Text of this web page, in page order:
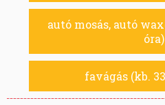
autó mosás, autó
óra)
favágás (kb.